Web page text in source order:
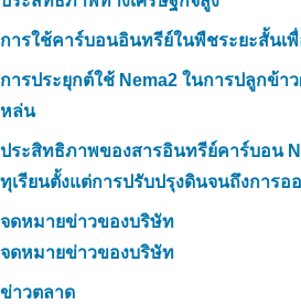
การใช้คาร์บอนอินทรีย์ในพืชระยะสั้นเ
การประยุกต์ใช้ Nema2 ในการปลูกข้า
หล่น
ประสิทธิภาพของสารอินทรีย์คาร์บอน
ทุเรียนตั้งแต่การปรับปรุงดินจนถึงการอ
จดหมายข่าวของบริษัท
จดหมายข่าวของบริษัท
ข่าวตลาด